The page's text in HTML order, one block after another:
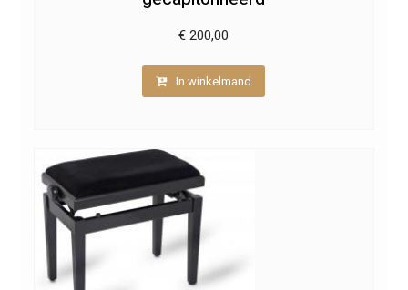
€ 200,00
In winkelmand